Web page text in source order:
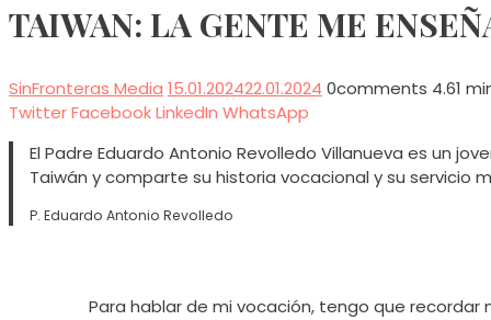
TAIWAN: LA GENTE ME
SinFronteras Media 15.01.202422.01.2024 0comments 4.61
TwitterFacebookLinkedIn WhatsApp
El Padre Eduardo Antonio Revolledo Villanueva es un
Taiwán y comparte su historia vocacional y su servicio
P. Eduardo Antonio Revolledo
Para hablar de mi vocación, tengo que